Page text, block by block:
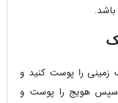
زمینی را پوست کنید و
سپس هویج را پوست و